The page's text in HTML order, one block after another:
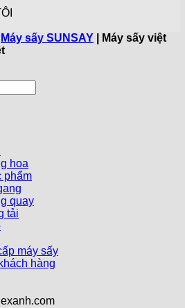
Máy sấy SUNSAY | Máy sấy việt
hoa
phẩm
quay
tải
máy sấy
hàng